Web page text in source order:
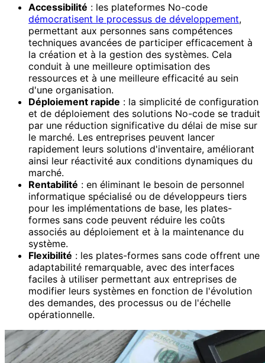
Accessibilité : les plateformes No-code
démocratisent le processus de développement,
permettant aux personnes sans compétences
techniques avancées de participer efficacement à
la création et à la gestion des systèmes. Cela
conduit à une meilleure optimisation des
ressources et à une meilleure efficacité au sein
d'une organisation.
Déploiement rapide : la simplicité de configuration
et de déploiement des solutions No-code se traduit
par une réduction significative du délai de mise sur
le marché. Les entreprises peuvent lancer
rapidement leurs solutions d'inventaire, améliorant
ainsi leur réactivité aux conditions dynamiques du
marché.
Rentabilité : en éliminant le besoin de personnel
informatique spécialisé ou de développeurs tiers
pour les implémentations de base, les plates-
formes sans code peuvent réduire les coûts
associés au déploiement et à la maintenance du
système.
Flexibilité : les plates-formes sans code offrent une
adaptabilité remarquable, avec des interfaces
faciles à utiliser permettant aux entreprises de
modifier leurs systèmes en fonction de l'évolution
des demandes, des processus ou de l'échelle
opérationnelle.